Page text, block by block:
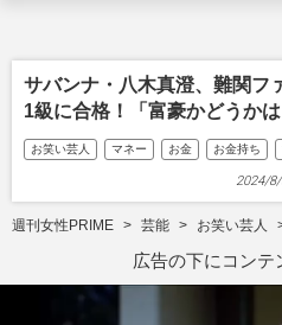
サバンナ・八木真澄、難関フ
1級に合格！「富豪かどうか
お笑い芸人 マネー お金 お金持ち
2024/
週刊女性PRIME 芸能 お笑い芸人
広告の下にコンテ